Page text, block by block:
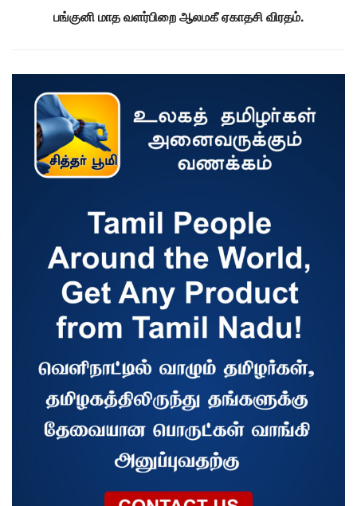
பங்குனி மாத வளர்பிறை ஆலமகீ ஏகாதசி விரதம்.